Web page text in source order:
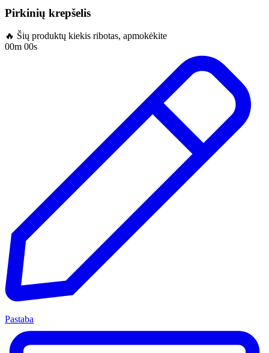
Pirkinių krepšelis
🔥 Šių produktų kiekis ribotas, apmokėkite
00m 00s
Pastaba